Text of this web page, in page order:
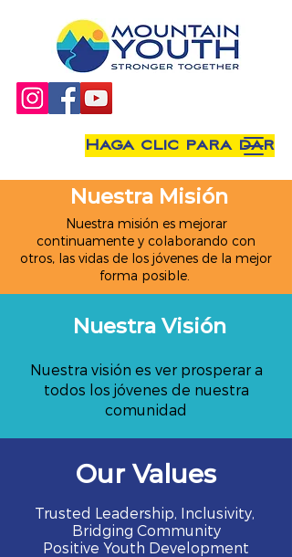
Nuestra Misión
Nuestra misión es mejorar
continuamente y colaborando con
otros, las vidas de los jóvenes de la mejor
forma posible.
Nuestra Visión
Nuestra visión es ver prosperar a
todos los jóvenes de nuestra
comunidad
Our Values
Trusted Leadership, Inclusivity,
Bridging Community
Positive Youth Development
Haga clic para dar